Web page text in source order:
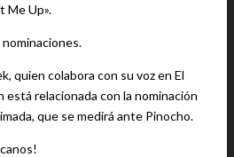
Me Up».
quien colabora con su voz en El
relacionada con la nominación
que se medirá ante Pinocho.